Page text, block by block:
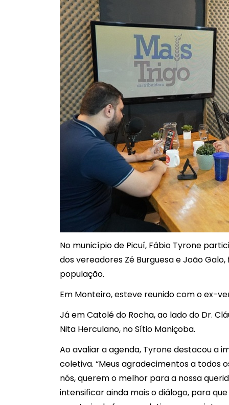
No município de Picuí, Fábio Tyrone
dos vereadores Zé Burguesa e João
população.
Em Monteiro, esteve reunido com o ex-
Já em Catolé do Rocha, ao lado do Dr.
Nita Herculano, no Sítio Maniçoba.
Ao avaliar a agenda, Tyrone destacou a
coletiva. “Meus agradecimentos a todos
nós, querem o melhor para a nossa
intensificar ainda mais o diálogo, para